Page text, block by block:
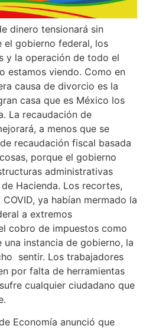
dinero tensionará sin
el gobierno federal, los
y la operación de todo el
estamos viendo. Como en
causa de divorcio es la
casa que es México los
La recaudación de
a menos que se
recaudación fiscal basada
porque el gobierno
administrativas
Hacienda. Los recortes,
ya habían mermado la
a extremos
cobro de impuestos como
instancia de gobierno, la
sentir. Los trabajadores
por falta de herramientas
cualquier ciudadano que
Economía anunció que